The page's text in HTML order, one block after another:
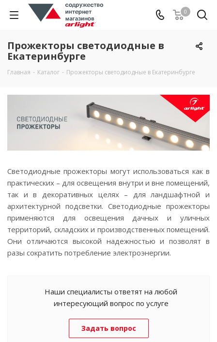
0
Прожекторы светодиодные в
Екатеринбурге
Главная - Каталог - Прожекторы светодиодные в Екатеринбурге
Светодиодные прожекторы могут использоваться как в
практических – для освещения внутри и вне помещений,
так и в декоративных целях – для ландшафтной и
архитектурной подсветки. Светодиодные прожекторы
применяются для освещения дачных и уличных
территорий, складских и производственных помещений.
Они отличаются высокой надежностью и позволят в
разы сократить потребление электроэнергии.
Наши специалисты ответят на любой
интересующий вопрос по услуге
Задать вопрос